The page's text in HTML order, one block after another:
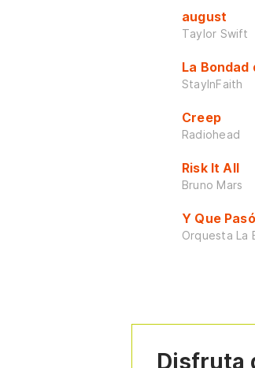
august
Taylor Swift
La Bondad
StayInFaith
Creep
Radiohead
Risk It All
Bruno Mars
Y Que Pasó
Orquesta La
Disfruta